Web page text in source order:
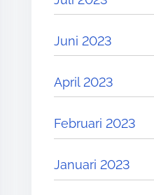
Juni 2023
April 2023
Februari 2023
Januari 2023